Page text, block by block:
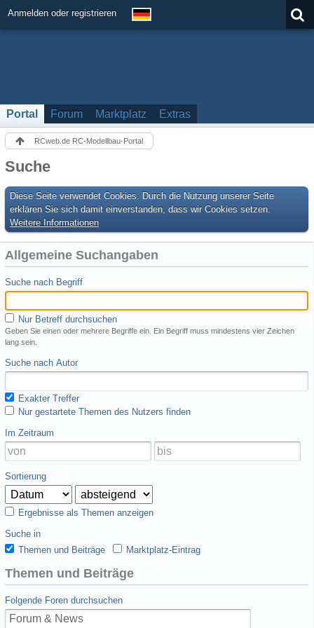
Anmelden oder registrieren
Portal Forum Marktplatz Extras
RCweb.de RC-Modellbau-Portal
Suche
Diese Seite verwendet Cookies. Durch die Nutzung unserer Seite
erklären Sie sich damit einverstanden, dass wir Cookies setzen.
Weitere Informationen
Allgemeine Suchangaben
Suche nach Begriff
Nur Betreff durchsuchen
Geben Sie einen oder mehrere Begriffe ein. Ein Begriff muss mindestens vier Zeichen
lang sein.
Suche nach Autor
Exakter Treffer
Nur gestartete Themen des Nutzers finden
Im Zeitraum
Sortierung
Ergebnisse als Themen anzeigen
Suche in
Themen und Beiträge
Marktplatz-Eintrag
Themen und Beiträge
Folgende Foren durchsuchen